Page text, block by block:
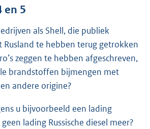
en 5
als Shell, die publiek
Rusland te hebben terug getrokken
zeggen te hebben afgeschreven,
brandstoffen bijmengen met
andere origine?
u bijvoorbeeld een lading
geen lading Russische diesel meer?